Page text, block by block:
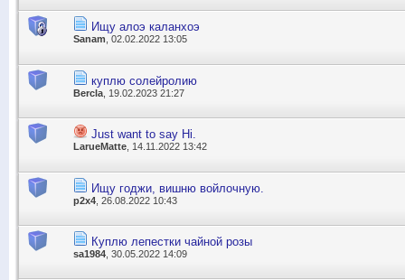
Ищу алоэ каланхоэ
Sanam , 02.02.2022 13:05
куплю солейролию
Bercla , 19.02.2023 21:27
Just want to say Hi.
LarueMatte , 14.11.2022 13:42
Ищу годжи, вишню войлочную.
p2x4 , 26.08.2022 10:43
Куплю лепестки чайной розы
sa1984 , 30.05.2022 14:09